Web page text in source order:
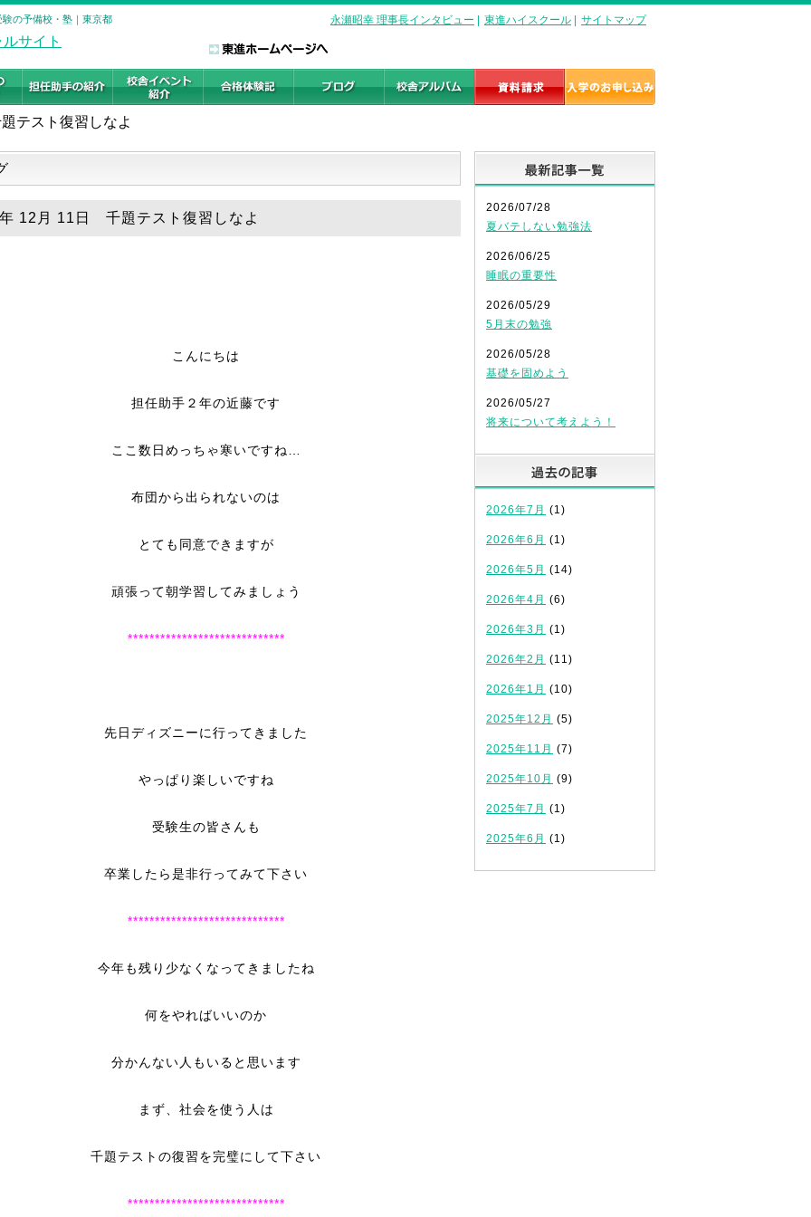
の予備校・塾｜東京都 永瀬昭幸 理事長インタビュー 東進ハイスクール サイトマップ
テスト復習しなよ
12月 11日 千題テスト復習しなよ
こんにちは
担任助手２年の近藤です
ここ数日めっちゃ寒いですね…
布団から出られないのは
とても同意できますが
頑張って朝学習してみましょう
*****************************
先日ディズニーに行ってきました
やっぱり楽しいですね
受験生の皆さんも
卒業したら是非行ってみて下さい
*****************************
今年も残り少なくなってきましたね
何をやればいいのか
分かんない人もいると思います
まず、社会を使う人は
千題テストの復習を完璧にして下さい
*****************************
2026/07/28
夏バテしない勉強法
2026/06/25
睡眠の重要性
2026/05/29
5月末の勉強
2026/05/28
基礎を固めよう
2026/05/27
将来について考えよう！
2026年7月 (1)
2026年6月 (1)
2026年5月 (14)
2026年4月 (6)
2026年3月 (1)
2026年2月 (11)
2026年1月 (10)
2025年12月 (5)
2025年11月 (7)
2025年10月 (9)
2025年7月 (1)
2025年6月 (1)